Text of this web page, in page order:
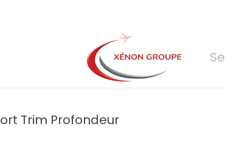
REQUEST FOR QUOTATION Connexion
Trim Profondeur